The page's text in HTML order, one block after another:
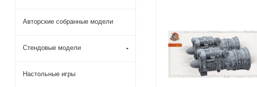
Авторские собранные модели
Стендовые модели
Настольные игры